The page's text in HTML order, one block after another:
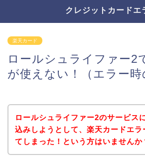
クレジットカードエ
楽天カード
ロールシュライファー2
が使えない！（エラー時
ロールシュライファー2のサービス
込みしようとして、楽天カードエラ
てしまった！という方はいませんか